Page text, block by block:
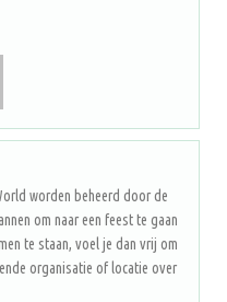
worden beheerd door de
om naar een feest te gaan
te staan, voel je dan vrij om
organisatie of locatie over